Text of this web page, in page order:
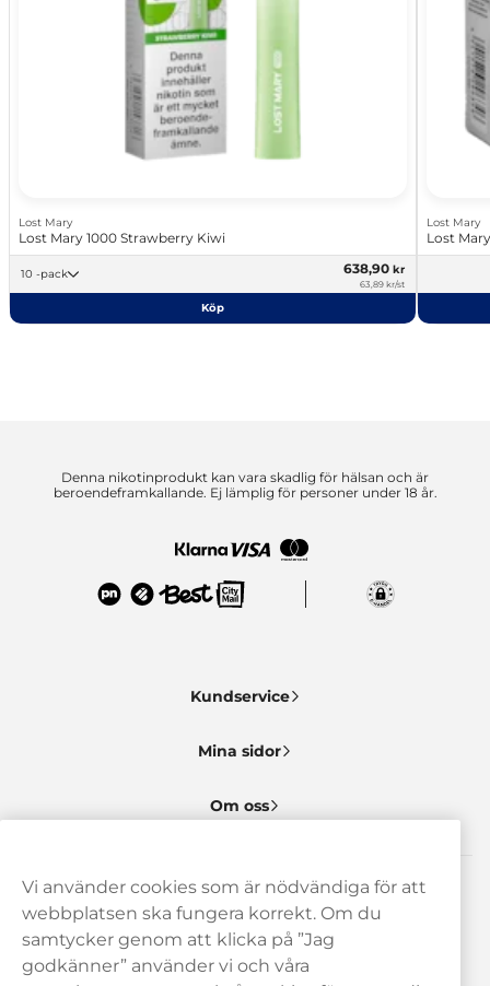
Lost Mary
Lost Mary 1000 Strawberry Kiwi
10 -pack 638,90 kr
63,89 kr/st
Köp
Lost Mary
Lost
Denna nikotinprodukt kan vara skadlig för hälsan och är
beroendeframkallande. Ej lämplig för personer under 18 år.
Behöver du hjälp? Kontakta oss gärna!
hej@haypp.com
Kundservice
Mina sidor
Om oss
Vi använder cookies som är nödvändiga för att
webbplatsen ska fungera korrekt. Om du
samtycker genom att klicka på ”Jag
godkänner” använder vi och våra